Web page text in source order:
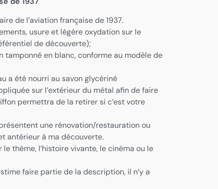
de l’aviation française de 1937.
usure et légère oxydation sur le
de découverte);
tamponné en blanc, conforme au modèle de
a été nourri au savon glycériné
sur l’extérieur du métal afin de faire
permettra de la retirer si c’est votre
une rénovation/restauration ou
antérieur à ma découverte.
thème, l’histoire vivante, le cinéma ou le
faire partie de la description, il n’y a